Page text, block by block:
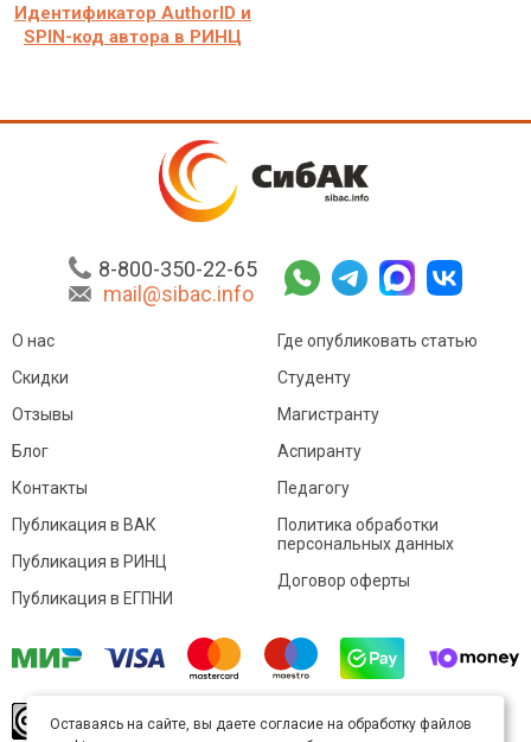
Идентификатор AuthorID и
SPIN-код автора в РИНЦ
8-800-350-22-65
mail@sibac.info
О нас
Скидки
Отзывы
Блог
Контакты
Где опубликовать статью
Студенту
Магистранту
Аспиранту
Педагогу
Публикация в ВАК
Публикация в РИНЦ
Публикация в ЕГПНИ
Политика обработки
персональных данных
Договор оферты
произведение доступно полицензии Creative
Оставаясь на сайте, вы даете согласие на обработку файлов